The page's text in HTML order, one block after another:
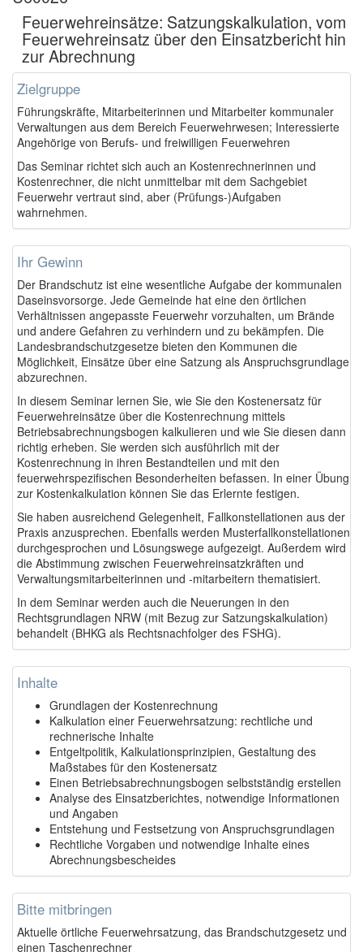
Feuerwehreinsätze: Satzungskalkulation, vom
Feuerwehreinsatz über den Einsatzbericht hin
zur Abrechnung
Zielgruppe
Führungskräfte, Mitarbeiterinnen und Mitarbeiter kommunaler
Verwaltungen aus dem Bereich Feuerwehrwesen; Interessierte
Angehörige von Berufs- und freiwilligen Feuerwehren
Das Seminar richtet sich auch an Kostenrechnerinnen und
Kostenrechner, die nicht unmittelbar mit dem Sachgebiet
Feuerwehr vertraut sind, aber (Prüfungs-)Aufgaben
wahrnehmen.
Ihr Gewinn
Der Brandschutz ist eine wesentliche Aufgabe der kommunalen
Daseinsvorsorge. Jede Gemeinde hat eine den örtlichen
Verhältnissen angepasste Feuerwehr vorzuhalten, um Brände
und andere Gefahren zu verhindern und zu bekämpfen. Die
Landesbrandschutzgesetze bieten den Kommunen die
Möglichkeit, Einsätze über eine Satzung als Anspruchsgrundlage
abzurechnen.
In diesem Seminar lernen Sie, wie Sie den Kostenersatz für
Feuerwehreinsätze über die Kostenrechnung mittels
Betriebsabrechnungsbogen kalkulieren und wie Sie diesen dann
richtig erheben. Sie werden sich ausführlich mit der
Kostenrechnung in ihren Bestandteilen und mit den
feuerwehrspezifischen Besonderheiten befassen. In einer Übung
zur Kostenkalkulation können Sie das Erlernte festigen.
Sie haben ausreichend Gelegenheit, Fallkonstellationen aus der
Praxis anzusprechen. Ebenfalls werden Musterfallkonstellationen
durchgesprochen und Lösungswege aufgezeigt. Außerdem wird
die Abstimmung zwischen Feuerwehreinsatzkräften und
Verwaltungsmitarbeiterinnen und -mitarbeitern thematisiert.
In dem Seminar werden auch die Neuerungen in den
Rechtsgrundlagen NRW (mit Bezug zur Satzungskalkulation)
behandelt (BHKG als Rechtsnachfolger des FSHG).
Inhalte
Grundlagen der Kostenrechnung
Kalkulation einer Feuerwehrsatzung: rechtliche und
rechnerische Inhalte
Entgeltpolitik, Kalkulationsprinzipien, Gestaltung des
Maßstabes für den Kostenersatz
Einen Betriebsabrechnungsbogen selbstständig erstellen
Analyse des Einsatzberichtes, notwendige Informationen
und Angaben
Entstehung und Festsetzung von Anspruchsgrundlagen
Rechtliche Vorgaben und notwendige Inhalte eines
Abrechnungsbescheides
Bitte mitbringen
Aktuelle örtliche Feuerwehrsatzung, das Brandschutzgesetz und
einen Taschenrechner